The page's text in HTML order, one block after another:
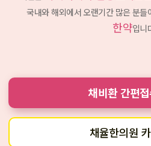
국내와 해외에서 오랜기간 많은 분들
한약입니
채비환 간편
채율한의원